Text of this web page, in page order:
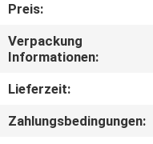
TRETEN
SIE
MIT
UNS
Preis:
Verpackung
Informationen:
Lieferzeit:
Zahlungsbedingungen: